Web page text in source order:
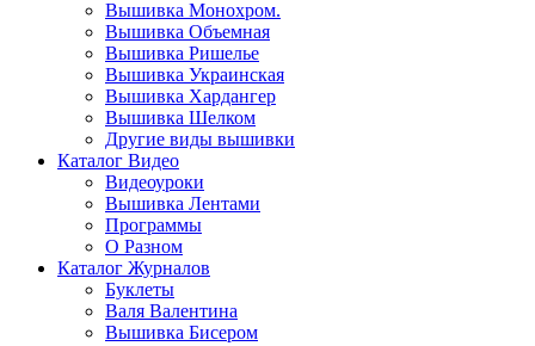
Вышивка Монохром.
Вышивка Объемная
Вышивка Ришелье
Вышивка Украинская
Вышивка Хардангер
Вышивка Шелком
Другие виды вышивки
Каталог Видео
Видеоуроки
Вышивка Лентами
Программы
О Разном
Каталог Журналов
Буклеты
Валя Валентина
Вышивка Бисером